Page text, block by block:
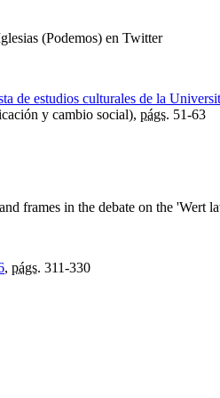
(Podemos) en Twitter
de estudios culturales de la
y cambio social), págs. 51-63
frames in the debate on the 'Wert
, págs. 311-330